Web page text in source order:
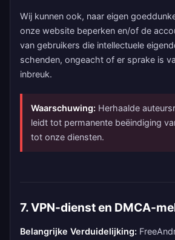
Wij kunnen ook, naar eigen
onze website beperken en/of de
van gebruikers die intellectuele
schenden, ongeacht of er sprake is
inbreuk.
Waarschuwing: Herhaalde
leidt tot permanente beëindiging
tot onze diensten.
7. VPN-dienst en DMCA-
Belangrijke Verduidelijking: